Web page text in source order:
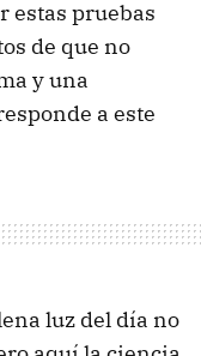
estas pruebas
de que no
y una
a este
luz del día no